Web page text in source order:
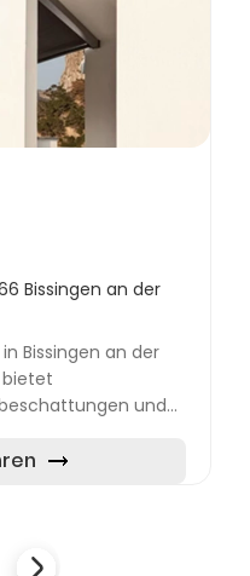
Bissingen an der
Bissingen an der
und
Sorti...